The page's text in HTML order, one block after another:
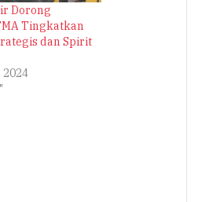
Dorong
Tingkatkan
dan Spirit
2024